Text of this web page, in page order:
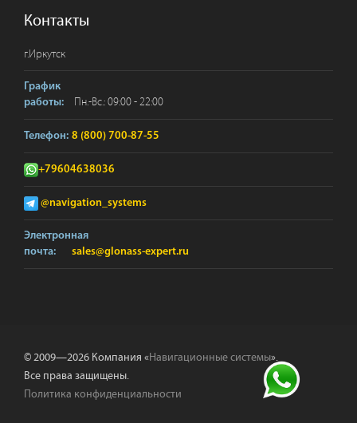
Контакты
г.Иркутск
График
работы:
Пн.-Вс.: 09:00 - 22:00
Телефон: 8 (800) 700-87-55
+79604638036
@navigation_systems
Электронная
почта:
sales@glonass-expert.ru
© 2009—2026 Компания «Навигационные системы».
Все права защищены.
Политика конфиденциальности